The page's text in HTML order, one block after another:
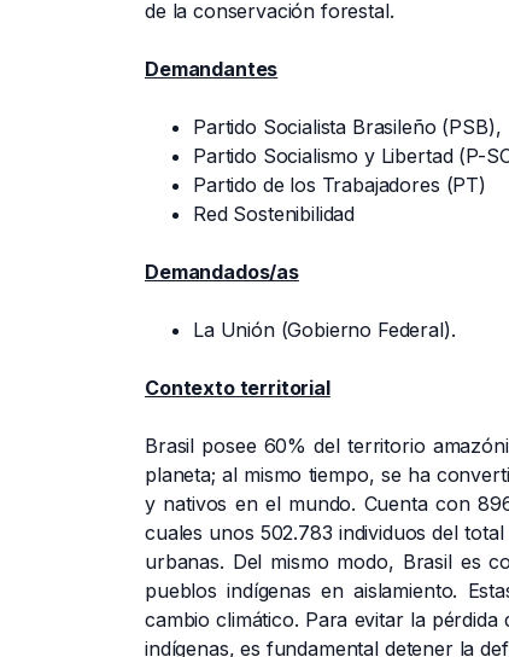
de la conservación forestal.
Demandantes
Partido Socialista Brasileño (PSB),
Partido Socialismo y Libertad (P-
Partido de los Trabajadores (PT)
Red Sostenibilidad
Demandados/as
La Unión (Gobierno Federal).
Contexto territorial
Brasil posee 60% del territorio
planeta;al mismo tiempo, se ha
y nativos en el mundo. Cuenta con
cuales unos 502.783 individuos del
urbanas. Del mismo modo, Brasil es
pueblos indígenas en aislamiento.
cambio climático. Para evitar la
indígenas, es fundamental detener la